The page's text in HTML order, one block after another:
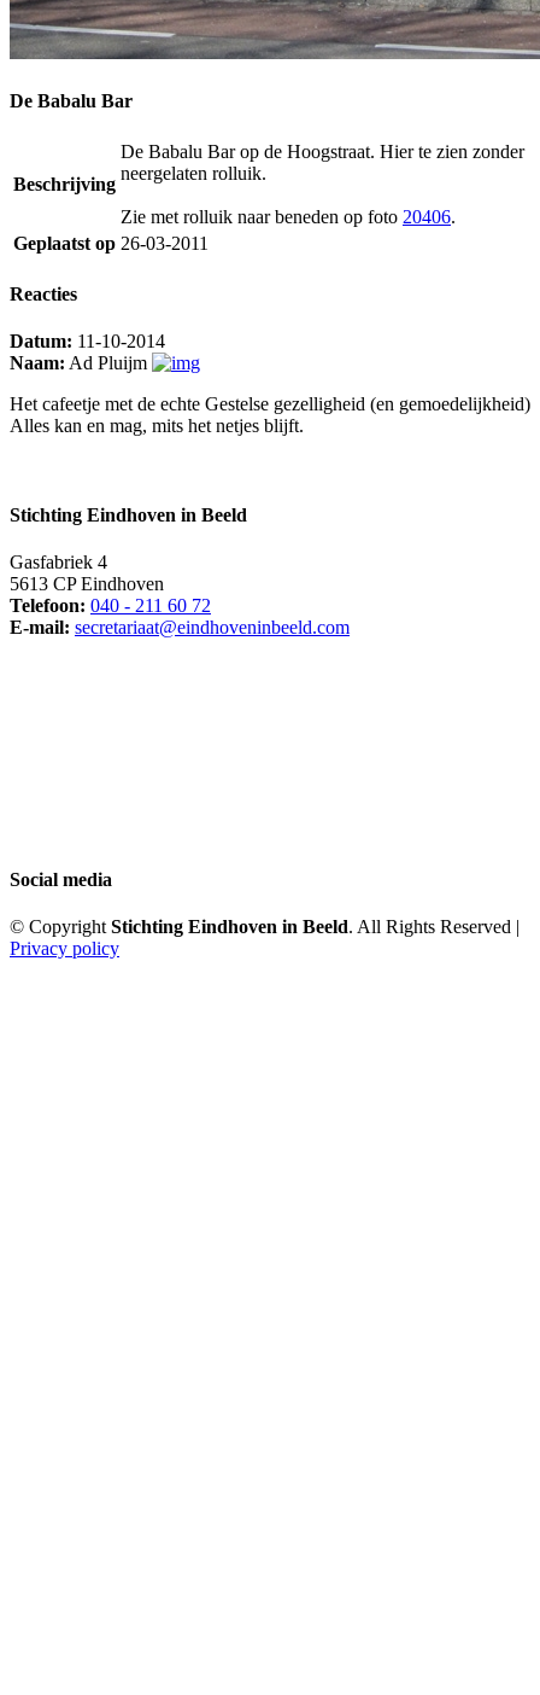
De Babalu Bar
Beschrijving
De Babalu Bar op de Hoogstraat. Hier te zien zonder
neergelaten rolluik.
Zie met rolluik naar beneden op foto 20406.
Geplaatst op 26-03-2011
Reacties
Datum: 11-10-2014
Naam: Ad Pluijm
Het cafeetje met de echte Gestelse gezelligheid (en gemoedelijkheid)
Alles kan en mag, mits het netjes blijft.
Stichting Eindhoven in Beeld
Gasfabriek 4
5613 CP Eindhoven
Telefoon: 040 - 211 60 72
E-mail: secretariaat@eindhoveninbeeld.com
Social media
© CopyrightStichting Eindhoven in Beeld. All Rights Reserved |
Privacy policy